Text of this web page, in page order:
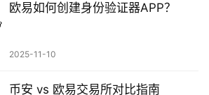
欧易如何创建身份验证器APP？
2025-11-10
币安 vs 欧易交易所对比指南